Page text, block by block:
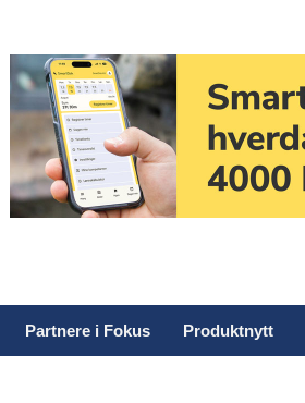
Partnere i Fokus Produktnytt